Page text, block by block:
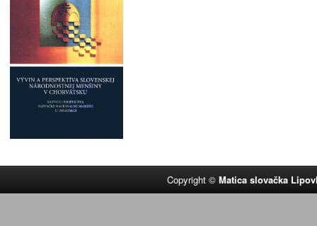
Copyright ©Matica slovačka